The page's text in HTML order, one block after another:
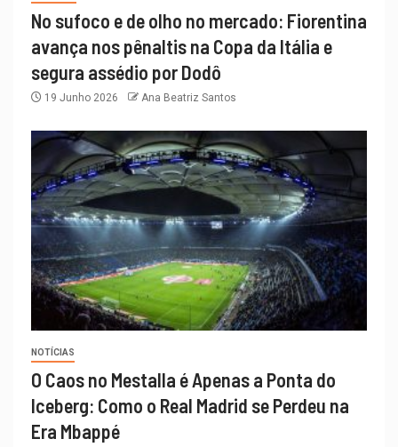
No sufoco e de olho no mercado: Fiorentina
avança nos pênaltis na Copa da Itália e
segura assédio por Dodô
19 Junho 2026 Ana Beatriz Santos
NOTÍCIAS
O Caos no Mestalla é Apenas a Ponta do
Iceberg: Como o Real Madrid se Perdeu na
Era Mbappé